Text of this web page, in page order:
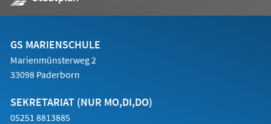
in
einem
Tab)
GS MARIENSCHULE
Marienmünsterweg 2
33098 Paderborn
SEKRETARIAT (NUR MO,DI,DO)
05251 8813885